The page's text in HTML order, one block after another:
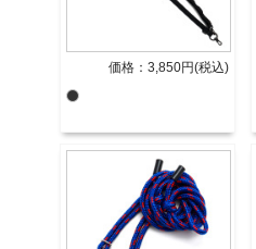
価格：3,850円(税込)